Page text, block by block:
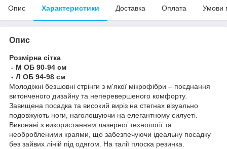
Опис Характеристики Доставка Оплата Умови
Опис
Розмірна сітка
- М ОБ 90-94 см
- Л ОБ 94-98 см
Молодіжні безшовні стрінги з м'якої мікрофібри – поєднання
витонченого дизайну та неперевершеного комфорту.
Завищена посадка та високий виріз на стегнах візуально
подовжують ноги, наголошуючи на елегантному силуеті.
Виконані з використанням лазерної технології та
необробленими краями, що забезпечуючи ідеальну посадку
без зайвих ліній під одягом. На талії плоска резинка.